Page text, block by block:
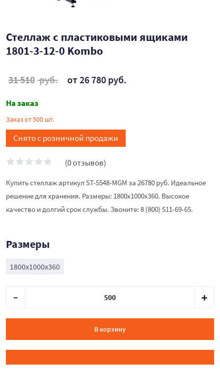
Стеллаж с пластиковыми ящиками
1801-3-12-0 Kombo
31 510 руб. от 26 780 руб.
На заказ
Заказ от 500 шт.
Снято с розничной продажи
(0 отзывов)
Купить стеллаж артикул ST-5548-MGM за 26780 руб. Идеальное
решение для хранения. Размеры: 1800x1000x360. Высокое
качество и долгий срок службы. Звоните: 8 (800) 511-69-65.
Размеры
1800x1000x360
В корзину